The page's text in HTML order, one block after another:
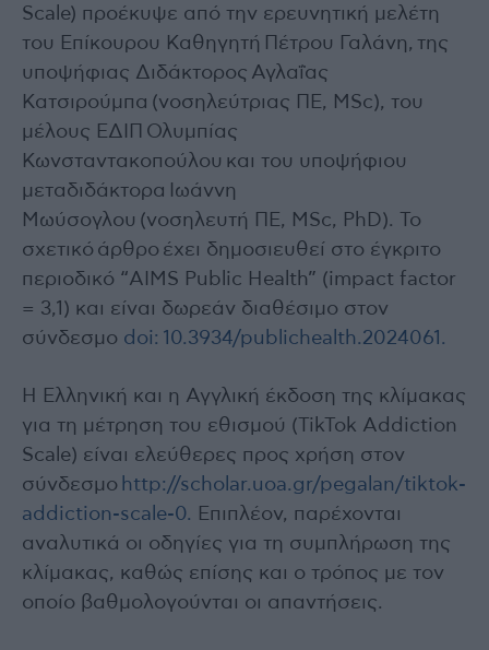
Scale) προέκυψε από την ερευνητική μελέτη
του Επίκουρου Καθηγητή Πέτρου Γαλάνη, της
υποψήφιας Διδάκτορος Αγλαΐας
Κατσιρούμπα (νοσηλεύτριας ΠΕ, MSc), του
μέλους ΕΔΙΠ Ολυμπίας
Κωνσταντακοπούλου και του υποψήφιου
μεταδιδάκτορα Ιωάννη
Μωύσογλου (νοσηλευτή ΠΕ, MSc, PhD). Το
σχετικό άρθρο έχει δημοσιευθεί στο έγκριτο
περιοδικό “AIMS Public Health” (impact factor
= 3,1) και είναι δωρεάν διαθέσιμο στον
σύνδεσμο doi: 10.3934/publichealth.2024061.
Η Ελληνική και η Αγγλική έκδοση της κλίμακας
για τη μέτρηση του εθισμού (TikTok Addiction
Scale) είναι ελεύθερες προς χρήση στον
σύνδεσμο http://scholar.uoa.gr/pegalan/tiktok-
addiction-scale-0. Επιπλέον, παρέχονται
αναλυτικά οι οδηγίες για τη συμπλήρωση της
κλίμακας, καθώς επίσης και ο τρόπος με τον
οποίο βαθμολογούνται οι απαντήσεις.